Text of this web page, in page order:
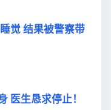
觉 结果被警察带
医生恳求停止！